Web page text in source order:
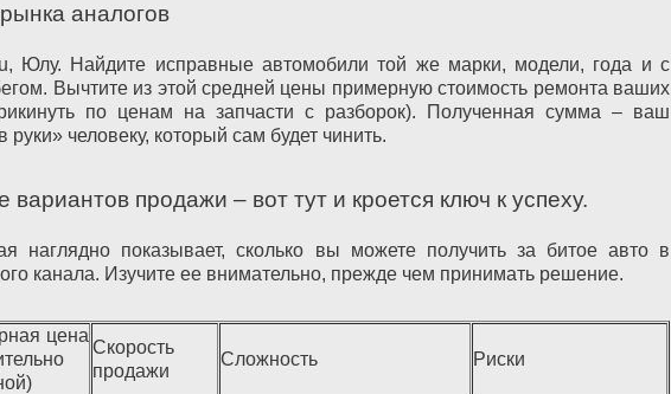
аналогов
Юлу. Найдите исправные автомобили той же марки, модели, года и с
Вычтите из этой средней цены примерную стоимость ремонта ваших
по ценам на запчасти с разборок). Полученная сумма – ваш
человеку, который сам будет чинить.
продажи – вот тут и кроется ключ к успеху.
наглядно показывает, сколько вы можете получить за битое авто в
канала. Изучите ее внимательно, прежде чем принимать решение.
цена
Скорость
продажи
Сложность Риски